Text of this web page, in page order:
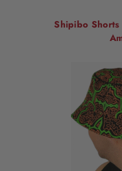
Shipibo